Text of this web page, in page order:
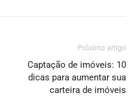
Próximo artigo
Captação de imóveis: 10
dicas para aumentar sua
carteira de imóveis